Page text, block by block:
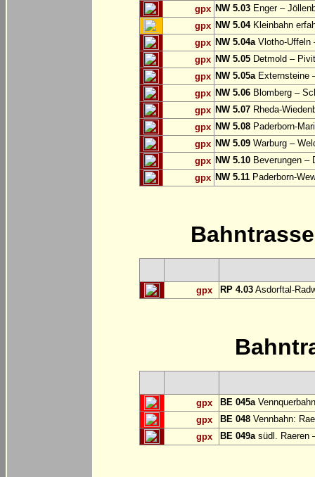
gpx NW 5.03 Enger –
gpx NW 5.04Kleinbahn
gpx NW 5.04aVlotho-Uffeln
gpx NW 5.05 Detmold –
gpx NW 5.05aExternsteine
gpx NW 5.06 Blomberg –
gpx NW 5.07 Rheda-
gpx NW 5.08 Paderborn-
gpx NW 5.09 Warburg –
gpx NW 5.10 Beverungen –
gpx NW 5.11 Paderborn-
gpx RP 4.03 Asdorftal-
gpx BE 045a
gpx
BE 048 Vennbahn:
gpx
BE 049asüdl. Raeren